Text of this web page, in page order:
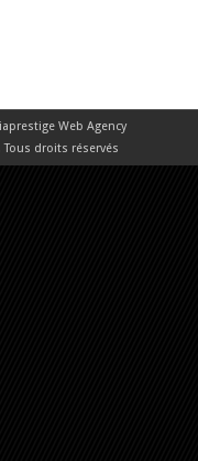
Web Agency
droits réservés